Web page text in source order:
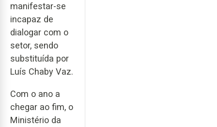
manifestar-se
incapaz de
dialogar com o
setor, sendo
substituída por
Luís Chaby Vaz.
Com o ano a
chegar ao fim, o
Ministério da